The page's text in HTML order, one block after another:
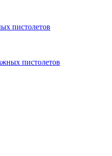
пистолетов
пистолетов